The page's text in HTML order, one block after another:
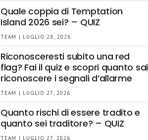
Quale coppia di Temptation
Island 2026 sei? – QUIZ
TEAM | LUGLIO 28, 2026
Riconosceresti subito una red
flag? Fai il quiz e scopri quanto sai
riconoscere i segnali d’allarme
TEAM | LUGLIO 27, 2026
Quanto rischi di essere tradito e
quanto sei traditore? – QUIZ
TEAM | LUGLIO 27, 2026